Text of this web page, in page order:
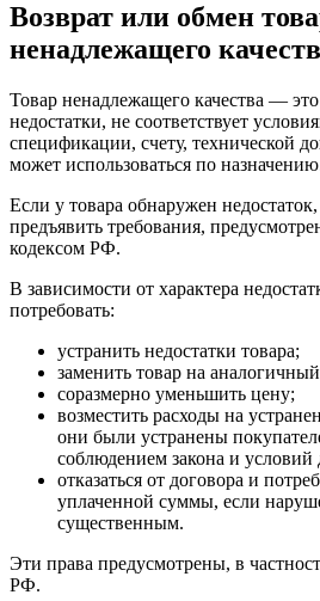
Возврат или обмен
ненадлежащего
Товар ненадлежащего качества —
недостатки, не соответствует
спецификации, счету, технической
может использоваться по
Если у товара обнаружен
предъявить требования,
кодексом РФ.
В зависимости от характера
потребовать:
устранить недостатки товара;
заменить товар на
соразмерно уменьшить цену;
возместить расходы на
они были устранены
соблюдением закона и условий
отказаться от договора и
уплаченной суммы, если
существенным.
Эти права предусмотрены, в
РФ.